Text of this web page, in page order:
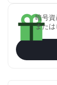
暗号
または